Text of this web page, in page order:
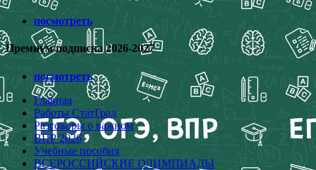
посмотреть
Премиум подписка 2026-2027
посмотреть
Главная
Работы СтатГрад
Разговоры о важном
ВПР 2026
Учебные пособия
ВСЕРОССИЙСКИЕ ОЛИМПИАДЫ